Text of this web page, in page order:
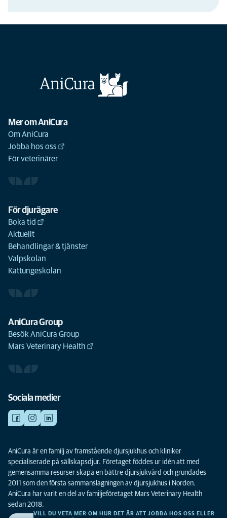
Mer om AniCura
Om AniCura
Jobba hos oss
För veterinärer
För djurägare
Boka tid
Aktuellt
Behandlingar & tjänster
Valpskolan
Kattungeskolan
AniCura Group
Besök AniCura Group
Mars Veterinary Health
Sociala medier
AniCura är en familj av framstående djursjukhus och kliniker
specialiserade på sällskapsdjur. Företaget föddes ur idén att med
gemensamma resurser skapa en bättre djursjukvård och grundades
2011 som den första sammanslagningen av djursjukhus i Norden.
AniCura har varit en del av familjeföretaget Mars Veterinary Health
sedan 2018.
VILL DU VETA MER OM HUR DET ÄR ATT JOBBA HOS OSS ELLER